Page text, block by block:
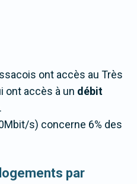
ont accès au Très
ont accès à un débit
.
s) concerne 6% des
par